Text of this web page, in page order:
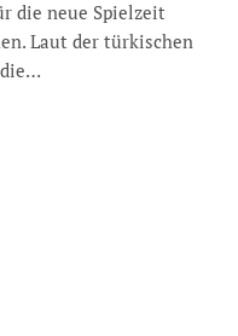
die neue Spielzeit
Laut der türkischen
die…